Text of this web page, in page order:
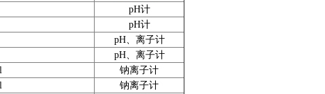
pH计
pH计
pH、离子计
pH、离子计
钠离子计
钠离子计